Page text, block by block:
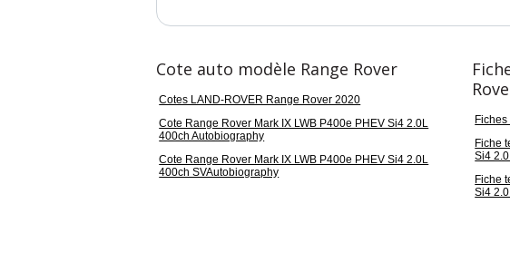
Cote auto modèle Range Rover
Cotes LAND-ROVER Range Rover 2020
Cote Range Rover Mark IX LWB P400e PHEV Si4 2.0L
400ch Autobiography
Cote Range Rover Mark IX LWB P400e PHEV Si4 2.0L
400ch SVAutobiography
Fiche
Si4
Fiche
Si4